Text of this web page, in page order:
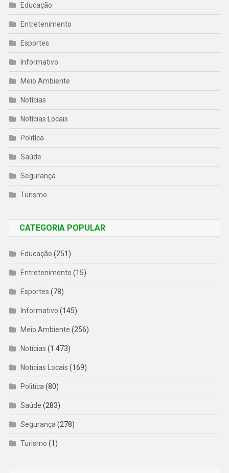
Educação
Entretenimento
Esportes
Informativo
Meio Ambiente
Notícias
Notícias Locais
Politíca
Saúde
Segurança
Turismo
CATEGORIA POPULAR
Educação (251)
Entretenimento (15)
Esportes (78)
Informativo (145)
Meio Ambiente (256)
Notícias (1.473)
Notícias Locais (169)
Politíca (80)
Saúde (283)
Segurança (278)
Turismo (1)